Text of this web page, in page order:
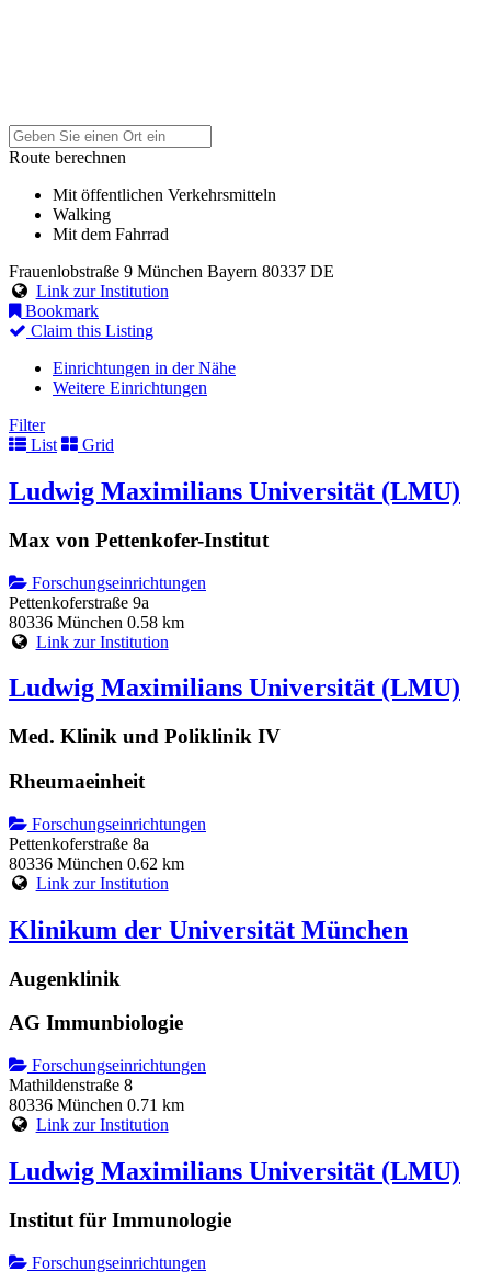
Route berechnen
Mit öffentlichen Verkehrsmitteln
Walking
Mit dem Fahrrad
Frauenlobstraße 9 München Bayern 80337 DE
Link zur Institution
Bookmark
Claim this Listing
Einrichtungen in der Nähe
Weitere Einrichtungen
Filter
List
Grid
Ludwig Maximilians Universität (LMU)
Max von Pettenkofer-Institut
Forschungseinrichtungen
Pettenkoferstraße 9a
80336 München 0.58 km
Link zur Institution
Ludwig Maximilians Universität (LMU)
Med. Klinik und Poliklinik IV
Rheumaeinheit
Forschungseinrichtungen
Pettenkoferstraße 8a
80336 München 0.62 km
Link zur Institution
Klinikum der Universität München
Augenklinik
AG Immunbiologie
Forschungseinrichtungen
Mathildenstraße 8
80336 München 0.71 km
Link zur Institution
Ludwig Maximilians Universität (LMU)
Institut für Immunologie
Forschungseinrichtungen